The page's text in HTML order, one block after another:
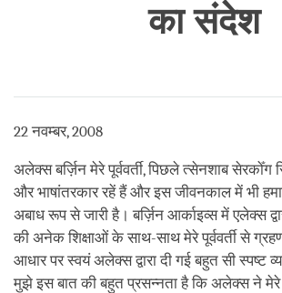
का संदेश
22 नवम्बर, 2008
अलेक्स बर्ज़िन मेरे पूर्ववर्ती, पिछले त्सेनशाब सेरकोँग
और भाषांतरकार रहें हैं और इस जीवनकाल में भी
अबाध रूप से जारी है। बर्ज़िन आर्काइव्स में एलेक्स
की अनेक शिक्षाओं के साथ-साथ मेरे पूर्ववर्ती से
आधार पर स्वयं अलेक्स द्वारा दी गई बहुत सी स्पष्ट
मुझे इस बात की बहुत प्रसन्नता है कि अलेक्स ने मेरे